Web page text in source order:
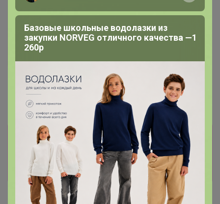
СКИДКА !
5 126,4р
Платья миди MIXAN 5067
Информация о заказах доступна
лишь членам клуба
Показать
Базовые школьные водолазки из
закупки NORVEG отличного качества —1
260р